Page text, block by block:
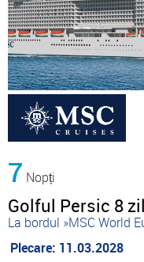
7 Nopți
Golful Persic 8
La bordul »MSC World
Plecare: 11.03.2028